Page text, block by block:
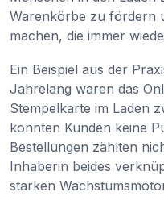
Warenkörbe zu fördern
machen, die immer
Ein Beispiel aus der
Jahrelang waren das
Stempelkarte im Laden
konnten Kunden keine
Bestellungen zählten
Inhaberin beides
starken